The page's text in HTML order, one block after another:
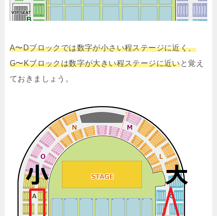
A〜Dブロックでは数字が小さい程ステージに近く、
G〜Kブロックは数字が大きい程ステージに近いと覚え
ておきましょう。